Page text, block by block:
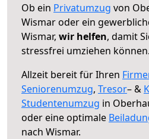
Ob ein Privatumzug von
Wismar oder ein
Wismar, wir helfen, damit
stressfrei umziehen können.
Allzeit bereit für Ihren
Seniorenumzug, Tresor– &
Studentenumzug in
oder eine optimale
nach Wismar.